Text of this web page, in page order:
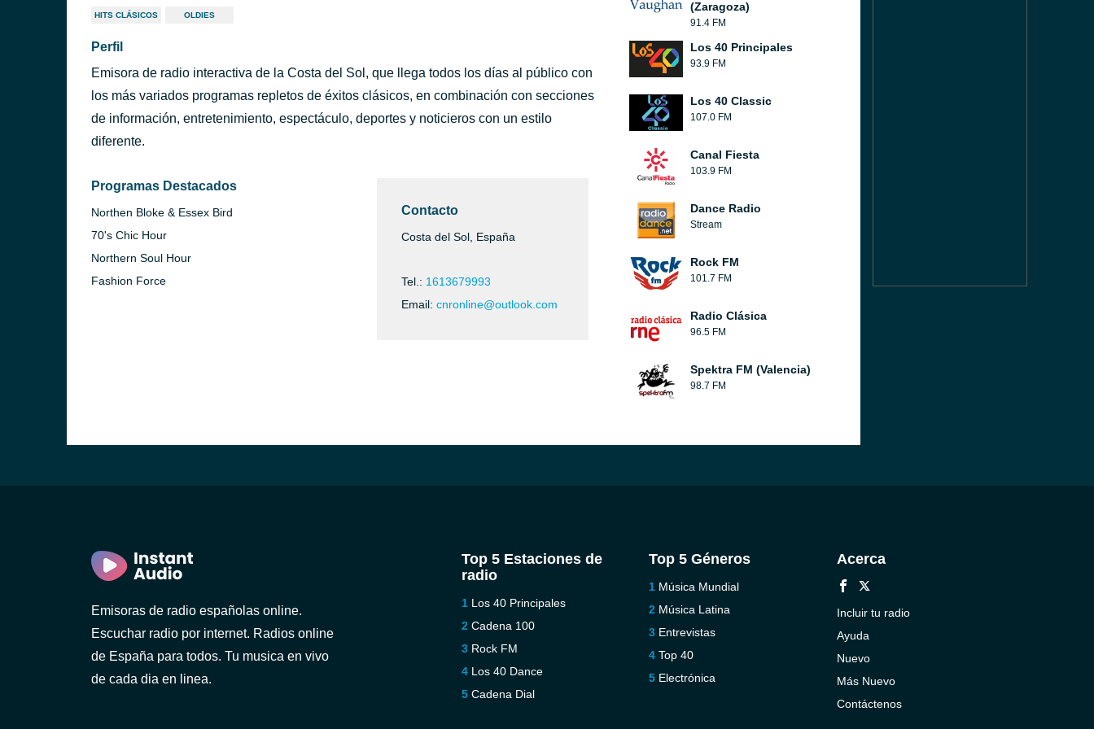
HITS CLÁSICOS OLDIES
Perfil
Emisora de radio interactiva de la Costa del Sol, que llega todos los días al público con
los más variados programas repletos de éxitos clásicos, en combinación con secciones
de información, entretenimiento, espectáculo, deportes y noticieros con un estilo
diferente.
Programas Destacados
Northen Bloke & Essex Bird
70's Chic Hour
Northern Soul Hour
Fashion Force
Contacto
Costa del Sol, España
Tel.: 1613679993
Email: cnronline@outlook.com
(Zaragoza)
91.4 FM
Los 40 Principales
93.9 FM
Los 40 Classic
107.0 FM
Canal Fiesta
103.9 FM
Dance Radio
Stream
Rock FM
101.7 FM
Radio Clásica
96.5 FM
Spektra FM (Valencia)
98.7 FM
Emisoras de radio españolas online.
Escuchar radio por internet. Radios online
de España para todos. Tu musica en vivo
de cada dia en linea.
Top 5 Estaciones de
radio
Los 40 Principales
Cadena 100
Rock FM
Los 40 Dance
Cadena Dial
Top 5 Géneros
Música Mundial
Música Latina
Entrevistas
Top 40
Electrónica
Acerca
Incluir tu radio
Ayuda
Nuevo
Más Nuevo
Contáctenos